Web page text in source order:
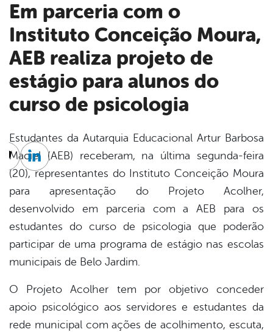
Em parceria com o
Instituto Conceição Moura,
AEB realiza projeto de
estágio para alunos do
curso de psicologia
Estudantes da Autarquia Educacional Artur Barbosa
Maciel (AEB) receberam, na última segunda-feira
(20), representantes do Instituto Conceição Moura
para apresentação do Projeto Acolher,
desenvolvido em parceria com a AEB para os
estudantes do curso de psicologia que poderão
participar de uma programa de estágio nas escolas
municipais de Belo Jardim.
O Projeto Acolher tem por objetivo conceder
apoio psicológico aos servidores e estudantes da
rede municipal com ações de acolhimento, escuta,
Twitter
Linkedin